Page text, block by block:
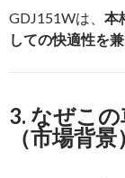
GDJ151Wは、 本
しての快適性を
3. なぜこ
（市場背景）